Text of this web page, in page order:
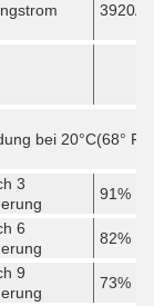
3920A
bei 20°C(68° F)
3
91%
6
82%
9
73%